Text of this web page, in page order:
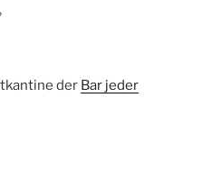
der Bar jeder